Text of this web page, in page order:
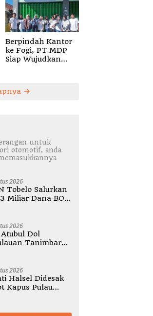
Berpindah Kantor
ke Fogi, PT MDP
Siap Wujudkan
untuk
otomotif, anda
2026
Tobelo Salurkan
Miliar Dana BOK
2026
Atubul Dol
Tanimbar
2026
Halsel Didesak
Kapus Pulau